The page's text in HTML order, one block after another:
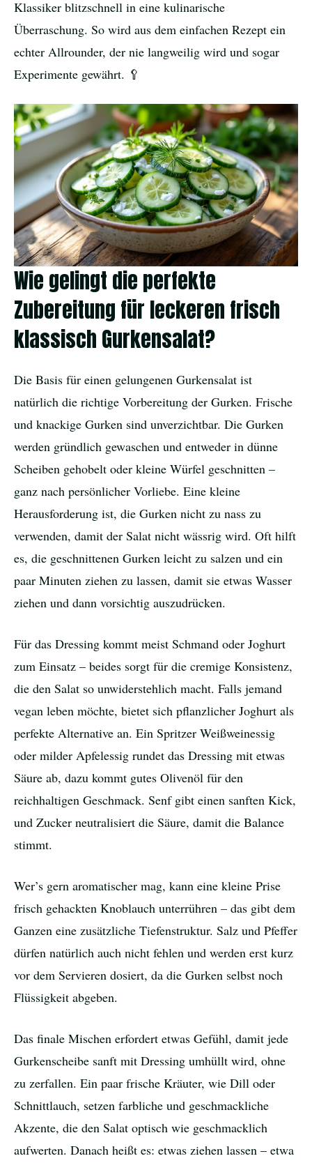
Klassiker blitzschnell in eine kulinarische
Überraschung. So wird aus dem einfachen Rezept ein
echter Allrounder, der nie langweilig wird und sogar
Experimente gewährt. 🥄
Wie gelingt die perfekte
Zubereitung für leckeren frisch
klassisch Gurkensalat?
Die Basis für einen gelungenen Gurkensalat ist
natürlich die richtige Vorbereitung der Gurken. Frische
und knackige Gurken sind unverzichtbar. Die Gurken
werden gründlich gewaschen und entweder in dünne
Scheiben gehobelt oder kleine Würfel geschnitten –
ganz nach persönlicher Vorliebe. Eine kleine
Herausforderung ist, die Gurken nicht zu nass zu
verwenden, damit der Salat nicht wässrig wird. Oft hilft
es, die geschnittenen Gurken leicht zu salzen und ein
paar Minuten ziehen zu lassen, damit sie etwas Wasser
ziehen und dann vorsichtig auszudrücken.
Für das Dressing kommt meist Schmand oder Joghurt
zum Einsatz – beides sorgt für die cremige Konsistenz,
die den Salat so unwiderstehlich macht. Falls jemand
vegan leben möchte, bietet sich pflanzlicher Joghurt als
perfekte Alternative an. Ein Spritzer Weißweinessig
oder milder Apfelessig rundet das Dressing mit etwas
Säure ab, dazu kommt gutes Olivenöl für den
reichhaltigen Geschmack. Senf gibt einen sanften Kick,
und Zucker neutralisiert die Säure, damit die Balance
stimmt.
Wer’s gern aromatischer mag, kann eine kleine Prise
frisch gehackten Knoblauch unterrühren – das gibt dem
Ganzen eine zusätzliche Tiefenstruktur. Salz und Pfeffer
dürfen natürlich auch nicht fehlen und werden erst kurz
vor dem Servieren dosiert, da die Gurken selbst noch
Flüssigkeit abgeben.
Das finale Mischen erfordert etwas Gefühl, damit jede
Gurkenscheibe sanft mit Dressing umhüllt wird, ohne
zu zerfallen. Ein paar frische Kräuter, wie Dill oder
Schnittlauch, setzen farbliche und geschmackliche
Akzente, die den Salat optisch wie geschmacklich
aufwerten. Danach heißt es: etwas ziehen lassen – etwa